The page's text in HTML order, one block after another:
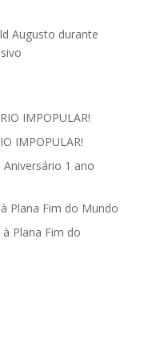
Augusto durante
IMPOPULAR!
IMPOPULAR!
Aniversário 1 ano
Plana Fim do Mundo
Plana Fim do